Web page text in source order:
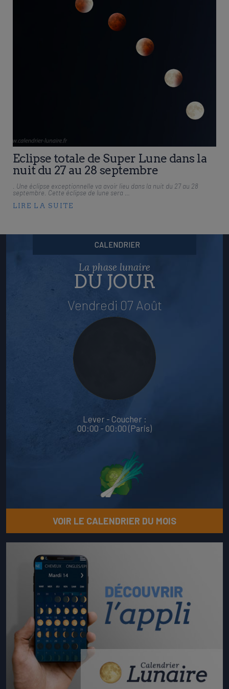
Eclipse totale de Super Lune dans la
nuit du 27 au 28 septembre
. Une éclipse exceptionnelle va avoir lieu dans la nuit du 27 au 28
septembre. Cette éclipse de lune sera …
LIRE LA SUITE
CALENDRIER
La phase lunaire
DU JOUR
Vendredi 07 Août
Lever - Coucher :
00:00 - 00:00 (Paris)
VOIR LE CALENDRIER DU MOIS